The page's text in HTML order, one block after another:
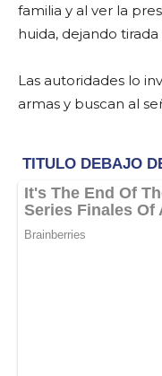
familia y al ver la
huida, dejando
Las autoridades lo
armas y buscan al